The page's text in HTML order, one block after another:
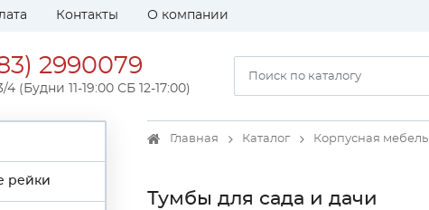
Контакты О компании
2990079
4 (Будни 11-19:00 СБ 12-17:00)
рейки
Главная Каталог Корпусная мебель
Тумбы для сада и дачи